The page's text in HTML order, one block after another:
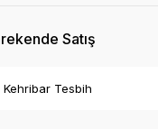
Satış
Kehribar Tesbih